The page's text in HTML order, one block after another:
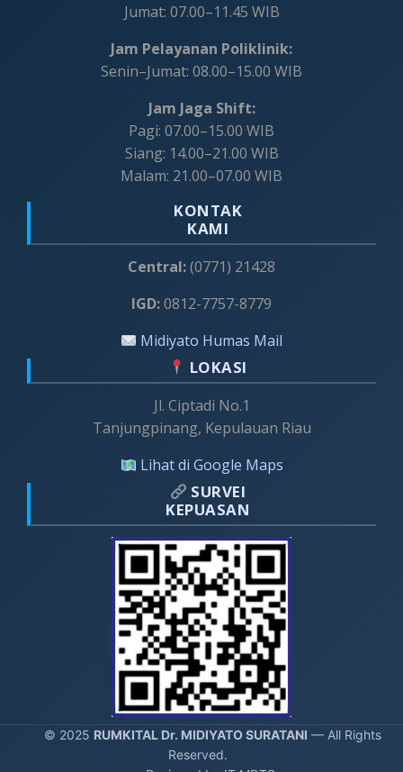
Jumat: 07.00–11.45 WIB
Jam Pelayanan Poliklinik:
Senin–Jumat: 08.00–15.00 WIB
Jam Jaga Shift:
Pagi: 07.00–15.00 WIB
Siang: 14.00–21.00 WIB
Malam: 21.00–07.00 WIB
KONTAK
KAMI
Central:(0771) 21428
IGD:0812-7757-8779
Midiyato Humas Mail
LOKASI
Jl. Ciptadi No.1
Tanjungpinang, Kepulauan Riau
Lihat di Google Maps
SURVEI
KEPUASAN
© 2025 RUMKITAL Dr. MIDIYATO SURATANI — All Rights
Reserved.